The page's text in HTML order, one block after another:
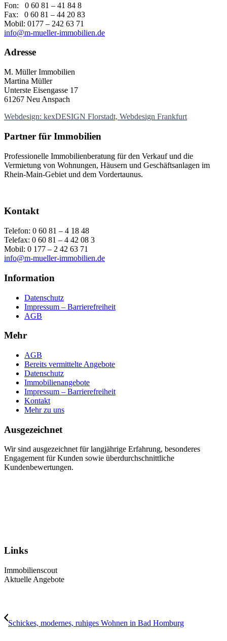
Fon: 0 60 81 – 41 84 8
Fax: 0 60 81 – 44 20 83
Mobil: 0177 – 242 63 71
info@m-mueller-immobilien.de
Adresse
M. Müller Immobilien
Martina Müller
Unterste Eisengasse 17
61267 Neu Anspach
Webdesign: kexDESIGN Florstadt, Webdesign Frankfurt
Partner für Immobilien
Professionelle Immobilienberatung für den Verkauf und die
Vermietung von Wohnungen, Häusern und Geschäftsanlagen im
Rhein-Main-Gebiet und dem Vordertaunus.
Kontakt
Telefon: 0 60 81 – 4 18 48
Telefax: 0 60 81 – 4 42 08 3
Mobil: 0 177 – 2 42 63 71
info@m-mueller-immobilien.de
Information
Datenschutz
Impressum – Barrierefreiheit
AGB
Mehr
AGB
Bereits vermittelte Angebote
Datenschutz
Immobilienangebote
Impressum – Barrierefreiheit
Kontakt
Mehr zu uns
Ausgezeichnet
Wir sind ausgezeichnet für langjährige Erfahrung, besonderes
Engagement für Kunden sowie überdurchschnittliche
Kundenbewertungen.
Links
Immobilienscout
Aktuelle Angebote
Schickes, modernes, ruhiges Wohnen in Bad Homburg